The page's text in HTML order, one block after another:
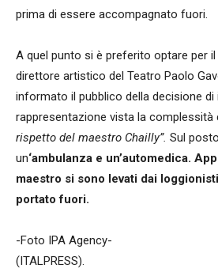
prima di essere accompagnato fuori.
A quel punto si è preferito optare per
direttore artistico del Teatro Paolo
informato il pubblico della decisione di
rappresentazione vista la complessità
rispetto del maestro Chailly”. Sul
un‘ambulanza e un’automedica.
maestro si sono levati dai
portato fuori.
-Foto IPA Agency-
(ITALPRESS).